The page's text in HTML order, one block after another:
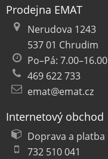
Prodejna EMAT
Nerudova 1243
537 01 Chrudim
Po–Pá: 7.00–16.00
469 622 733
emat@emat.cz
Internetový obchod
Doprava a platba
732 510 041